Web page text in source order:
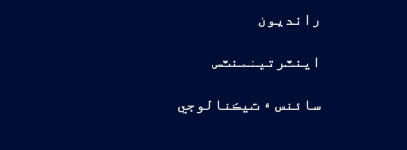
رانديون
اينٽرتينمنٽس
سائنس ۽ ٽيڪنالوجي